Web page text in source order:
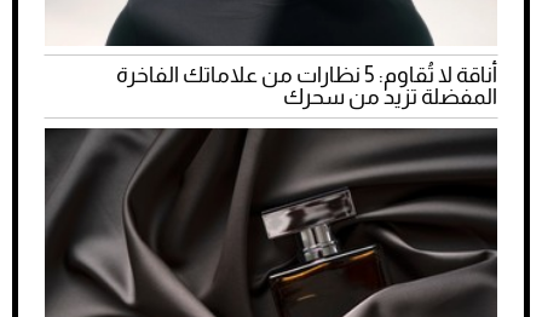
أناقة لا تُقاوم: 5 نظارات من علاماتك الفاخرة
المفضلة تزيد من سحرك